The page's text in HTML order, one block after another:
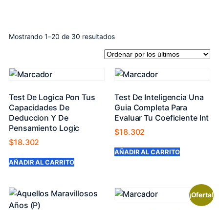
Mostrando 1–20 de 30 resultados
Test De Logica Pon Tus
Capacidades De
Deduccion Y De
Pensamiento Logic
$18.302
AÑADIR AL CARRITO
Test De Inteligencia Una
Guia Completa Para
Evaluar Tu Coeficiente Int
$18.302
AÑADIR AL CARRITO
¡Oferta!